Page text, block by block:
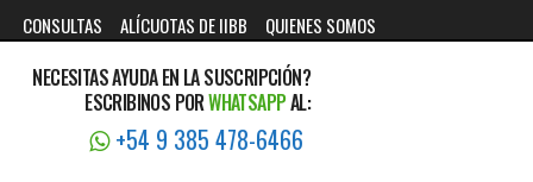
CONSULTAS ALÍCUOTAS DE IIBB QUIENES SOMOS
NECESITAS AYUDA EN LA SUSCRIPCIÓN?
ESCRIBINOS PORWHATSAPPAL:
+54 9 385 478-6466